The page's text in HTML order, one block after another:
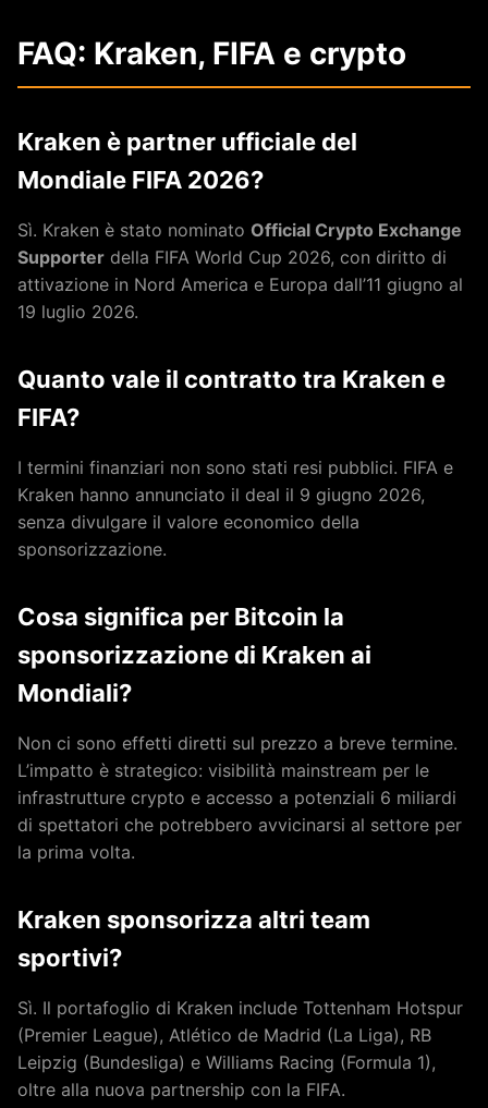
FAQ: Kraken, FIFA e crypto
Kraken è partner ufficiale del
Mondiale FIFA 2026?
Sì. Kraken è stato nominato Official Crypto Exchange
Supporter della FIFA World Cup 2026, con diritto di
attivazione in Nord America e Europa dall’11 giugno al
19 luglio 2026.
Quanto vale il contratto tra Kraken e
FIFA?
I termini finanziari non sono stati resi pubblici. FIFA e
Kraken hanno annunciato il deal il 9 giugno 2026,
senza divulgare il valore economico della
sponsorizzazione.
Cosa significa per Bitcoin la
sponsorizzazione di Kraken ai
Mondiali?
Non ci sono effetti diretti sul prezzo a breve termine.
L’impatto è strategico: visibilità mainstream per le
infrastrutture crypto e accesso a potenziali 6 miliardi
di spettatori che potrebbero avvicinarsi al settore per
la prima volta.
Kraken sponsorizza altri team
sportivi?
Sì. Il portafoglio di Kraken include Tottenham Hotspur
(Premier League), Atlético de Madrid (La Liga), RB
Leipzig (Bundesliga) e Williams Racing (Formula 1),
oltre alla nuova partnership con la FIFA.